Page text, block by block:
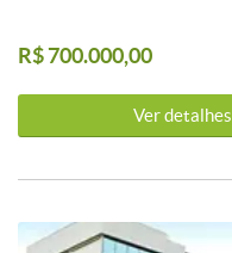
ATUALIZADO EM 01/11/
Elevador social - Portão
R$ 700.000,00
Ver